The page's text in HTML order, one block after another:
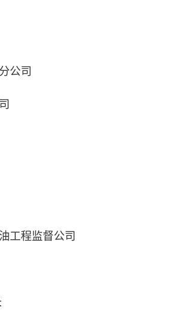
公司
工程监督公司